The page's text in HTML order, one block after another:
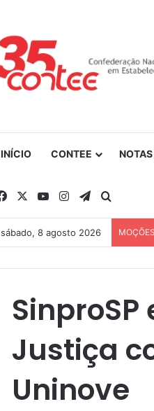
INÍCIO CONTEE
Facebook YouTubeInstagramTelegram
sábado, 8 agosto 2026
Justiça
Uninove